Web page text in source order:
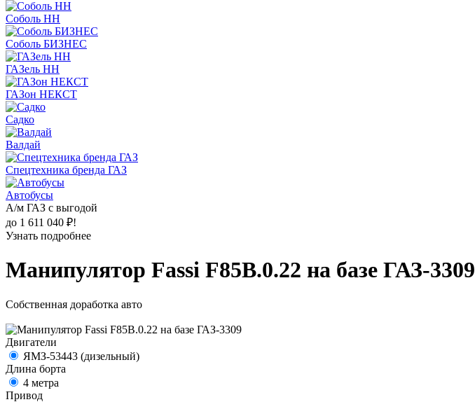
Соболь НН
Соболь БИЗНЕС
ГАЗель НН
ГАЗон НЕКСТ
Садко
Валдай
Спецтехника бренда ГАЗ
Автобусы
А/м ГАЗ с выгодой
до 1 611 040 ₽!
Узнать подробнее
Манипулятор Fassi F85B.0.22 на базе ГАЗ-3309
Собственная доработка авто
Двигатели
ЯМЗ-53443 (дизельный)
Длина борта
4 метра
Привод